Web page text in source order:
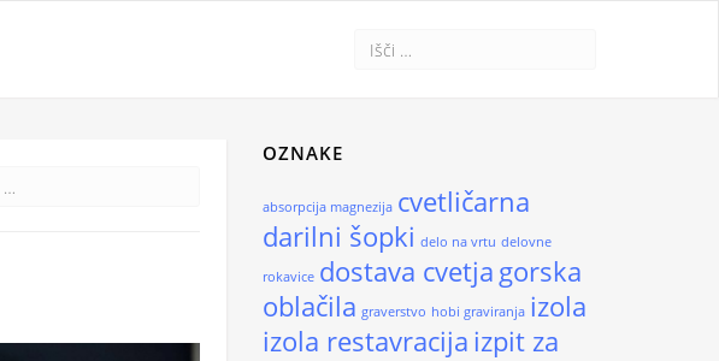
OZNAKE
absorpcija magnezija cvetličarna
darilni šopki delo na vrtu delovne
rokavice dostava cvetja gorska
oblačila graverstvo hobi graviranja izola
izola restavracija izpit za